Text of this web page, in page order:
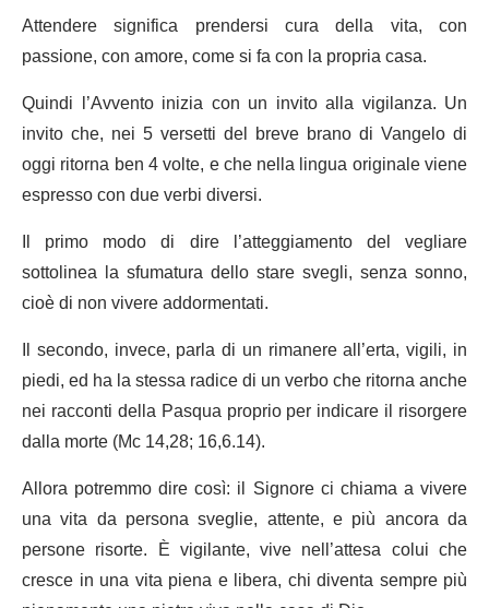
Attendere significa prendersi cura della vita, con
passione, con amore, come si fa con la propria casa.
Quindi l’Avvento inizia con un invito alla vigilanza. Un
invito che, nei 5 versetti del breve brano di Vangelo di
oggi ritorna ben 4 volte, e che nella lingua originale viene
espresso con due verbi diversi.
Il primo modo di dire l’atteggiamento del vegliare
sottolinea la sfumatura dello stare svegli, senza sonno,
cioè di non vivere addormentati.
Il secondo, invece, parla di un rimanere all’erta, vigili, in
piedi, ed ha la stessa radice di un verbo che ritorna anche
nei racconti della Pasqua proprio per indicare il risorgere
dalla morte (Mc 14,28; 16,6.14).
Allora potremmo dire così: il Signore ci chiama a vivere
una vita da persona sveglie, attente, e più ancora da
persone risorte. È vigilante, vive nell’attesa colui che
cresce in una vita piena e libera, chi diventa sempre più